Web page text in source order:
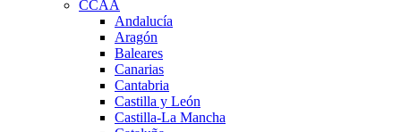
CCAA
Andalucía
Aragón
Baleares
Canarias
Cantabria
Castilla y León
Castilla-La Mancha